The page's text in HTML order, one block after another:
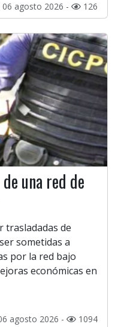
06 agosto 2026 - 126
una red de
trasladadas de
sometidas a
por la red bajo
económicas en
agosto 2026 - 1094